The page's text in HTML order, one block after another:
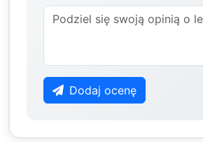
Dodaj ocenę